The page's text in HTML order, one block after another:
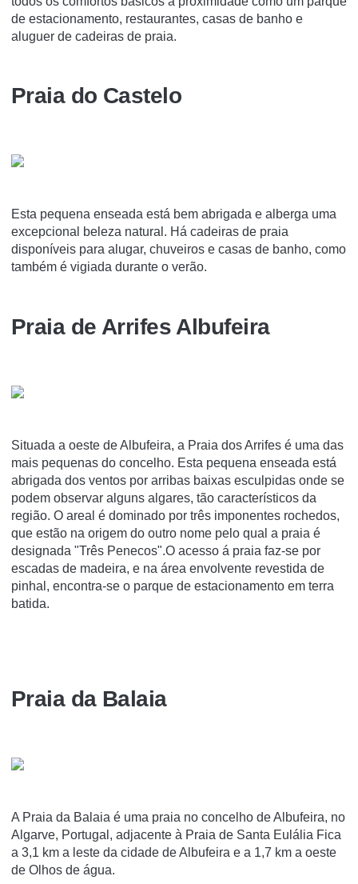
de estacionamento, restaurantes, casas de banho e
aluguer de cadeiras de praia.
Praia do Castelo
Esta pequena enseada está bem abrigada e alberga uma
excepcional beleza natural. Há cadeiras de praia
disponíveis para alugar, chuveiros e casas de banho, como
também é vigiada durante o verão.
Praia de Arrifes Albufeira
Situada a oeste de Albufeira, a Praia dos Arrifes é uma das
mais pequenas do concelho. Esta pequena enseada está
abrigada dos ventos por arribas baixas esculpidas onde se
podem observar alguns algares, tão característicos da
região. O areal é dominado por três imponentes rochedos,
que estão na origem do outro nome pelo qual a praia é
designada "Três Penecos".O acesso á praia faz-se por
escadas de madeira, e na área envolvente revestida de
pinhal, encontra-se o parque de estacionamento em terra
batida.
Praia da Balaia
A Praia da Balaia é uma praia no concelho de Albufeira, no
Algarve, Portugal, adjacente à Praia de Santa Eulália Fica
a 3,1 km a leste da cidade de Albufeira e a 1,7 km a oeste
de Olhos de água.